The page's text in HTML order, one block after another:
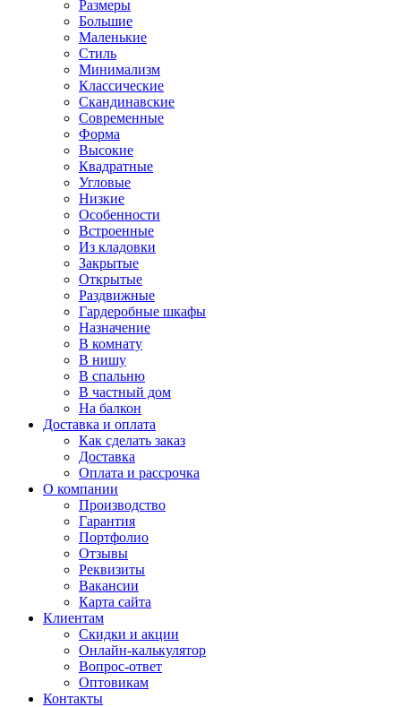
Размеры
Большие
Маленькие
Стиль
Минимализм
Классические
Скандинавские
Современные
Форма
Высокие
Квадратные
Угловые
Низкие
Особенности
Встроенные
Из кладовки
Закрытые
Открытые
Раздвижные
Гардеробные шкафы
Назначение
В комнату
В нишу
В спальню
В частный дом
На балкон
Доставка и оплата
Как сделать заказ
Доставка
Оплата и рассрочка
О компании
Производство
Гарантия
Портфолио
Отзывы
Реквизиты
Вакансии
Карта сайта
Клиентам
Скидки и акции
Онлайн-калькулятор
Вопрос-ответ
Оптовикам
Контакты